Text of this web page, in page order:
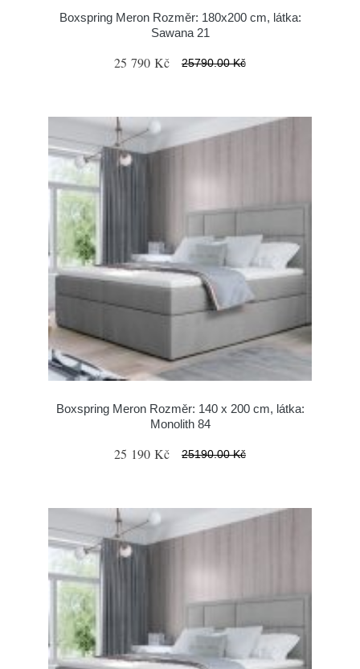
Boxspring Meron Rozměr: 180x200 cm, látka:
Sawana 21
25 790 Kč 25790.00 Kč
Boxspring Meron Rozměr: 140 x 200 cm, látka:
Monolith 84
25 190 Kč 25190.00 Kč